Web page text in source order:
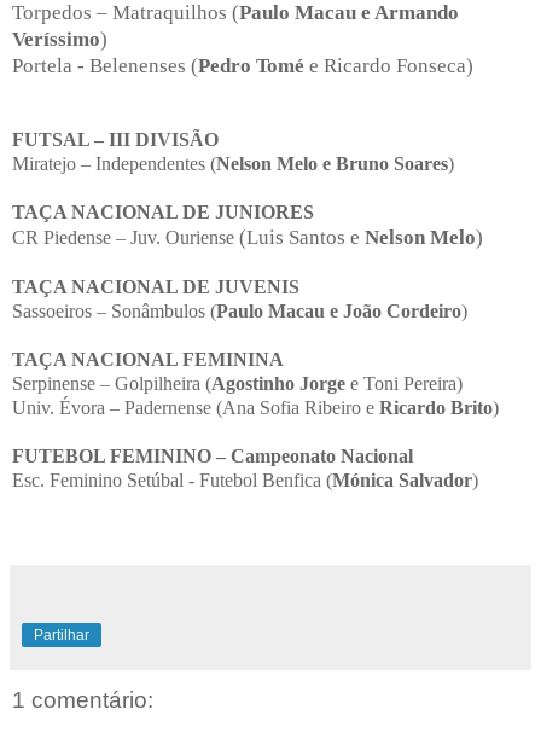
Torpedos – Matraquilhos (Paulo Macau e Armando
Veríssimo)
Portela - Belenenses (Pedro Tomé e Ricardo Fonseca)
FUTSAL – III DIVISÃO
Miratejo – Independentes (Nelson Melo e Bruno Soares)
TAÇA NACIONAL DE JUNIORES
CR Piedense – Juv. Ouriense (Luis Santos e Nelson Melo)
TAÇA NACIONAL DE JUVENIS
Sassoeiros – Sonâmbulos (Paulo Macau e João Cordeiro)
TAÇA NACIONAL FEMININA
Serpinense – Golpilheira (Agostinho Jorge e Toni Pereira)
Univ. Évora – Padernense (Ana Sofia Ribeiro e Ricardo Brito)
FUTEBOL FEMININO – Campeonato Nacional
Esc. Feminino Setúbal - Futebol Benfica (Mónica Salvador)
Partilhar
1 comentário: